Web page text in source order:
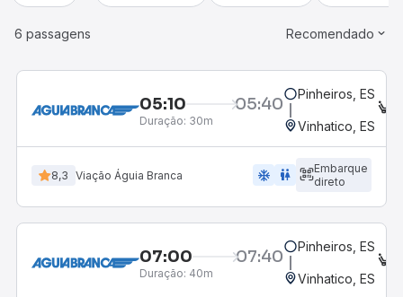
6 passagens Recomendado
05:10 05:40
Duração: 30m
Pinheiros, ES
Vinhatico, ES
8,3 Viação Águia Branca ac_unit wc
Embarque
direto
07:00 07:40
Duração: 40m
Pinheiros, ES
Vinhatico, ES